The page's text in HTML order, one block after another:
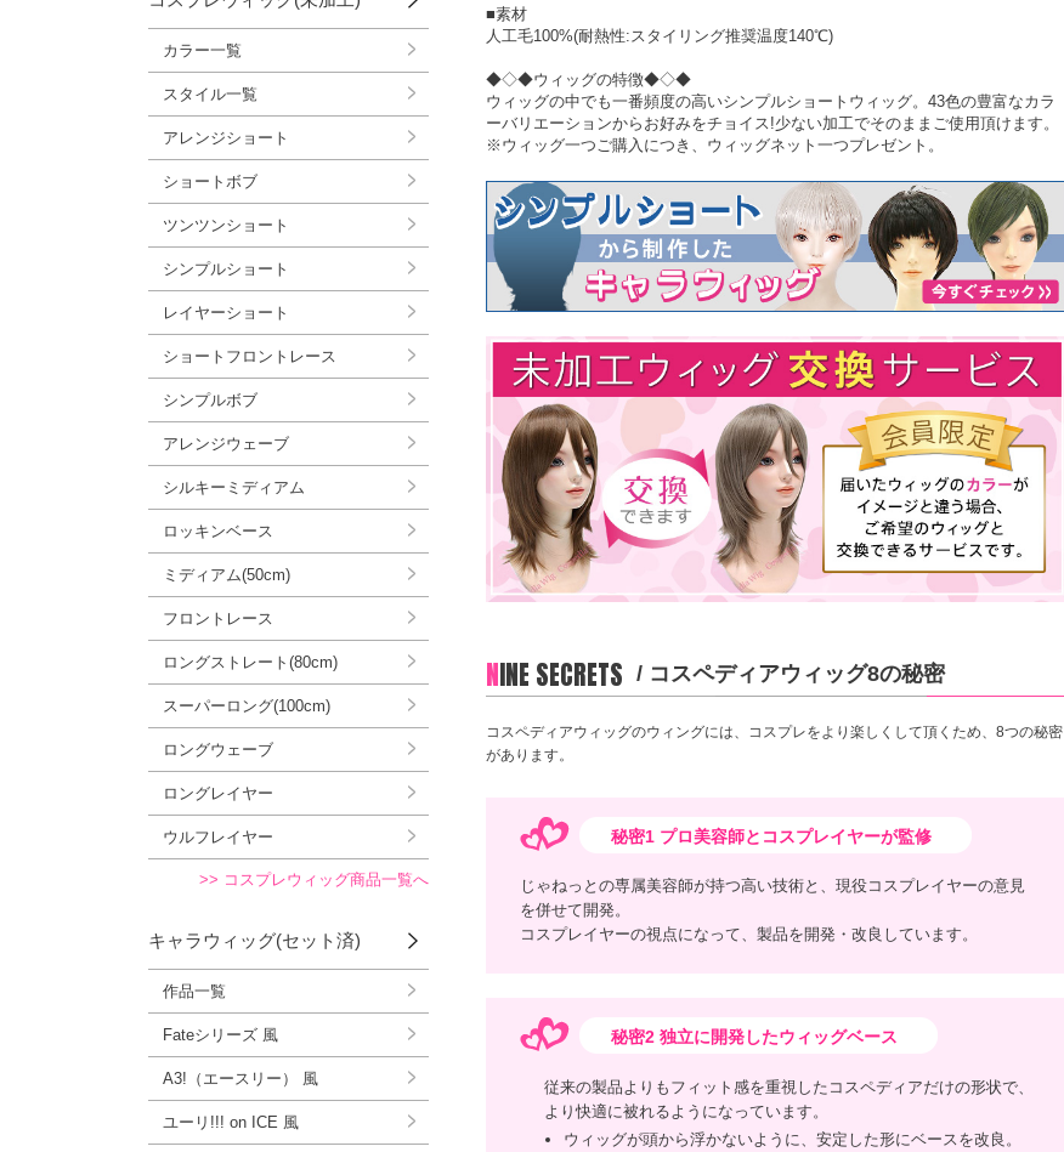
■素材
人工毛100%(耐熱性:スタイリング推奨温度140℃)
◆◇◆ウィッグの特徴◆◇◆
ウィッグの中でも一番頻度の高いシンプルショートウィッグ。43色の豊富なカラ
ーバリエーションからお好みをチョイス!少ない加工でそのままご使用頂けます。
※ウィッグ一つご購入につき、ウィッグネット一つプレゼント。
NINE SECRETS / コスペディアウィッグ8の秘密
コスペディアウィッグのウィングには、コスプレをより楽しくして頂くため、8つの秘密
があります。
秘密1 プロ美容師とコスプレイヤーが監修
じゃねっとの専属美容師が持つ高い技術と、現役コスプレイヤーの意見
を併せて開発。
コスプレイヤーの視点になって、製品を開発・改良しています。
秘密2 独立に開発したウィッグベース
従来の製品よりもフィット感を重視したコスペディアだけの形状で、
より快適に被れるようになっています。
ウィッグが頭から浮かないように、安定した形にベースを改良。
カラー一覧
スタイル一覧
アレンジショート
ショートボブ
ツンツンショート
シンプルショート
レイヤーショート
ショートフロントレース
シンプルボブ
アレンジウェーブ
シルキーミディアム
ロッキンベース
ミディアム(50cm)
フロントレース
ロングストレート(80cm)
スーパーロング(100cm)
ロングウェーブ
ロングレイヤー
ウルフレイヤー
>> コスプレウィッグ商品一覧へ
キャラウィッグ(セット済)
作品一覧
Fateシリーズ 風
A3!（エースリー） 風
ユーリ!!! on ICE 風